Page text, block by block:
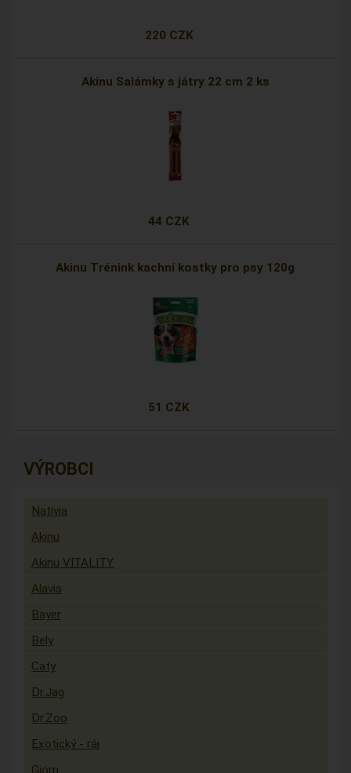
220 CZK
Akinu Salámky s játry 22 cm 2 ks
44 CZK
Akinu Trénink kachní kostky pro psy 120g
51 CZK
VÝROBCI
Nativia
Akinu
Akinu VITALITY
Alavis
Bayer
Bely
Caty
Dr.Jag
Dr.Zoo
Exotický - ráj
Giom